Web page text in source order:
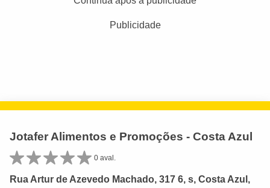
Publicidade
Jotafer Alimentos e Promoções - Costa Azul
0 aval.
Rua Artur de Azevedo Machado, 317 6, s, Costa Azul,